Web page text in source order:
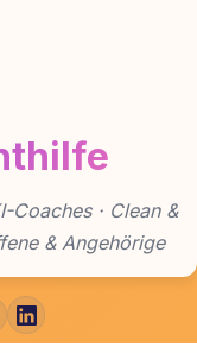
Coaches · Clean &
& Angehörige